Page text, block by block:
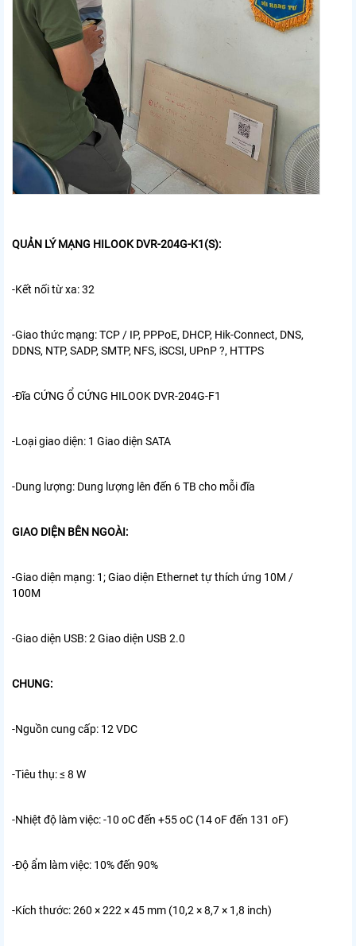
QUẢN LÝ MẠNG HILOOK DVR-204G-K1(S):
-Kết nối từ xa: 32
-Giao thức mạng: TCP / IP, PPPoE, DHCP, Hik-Connect, DNS,
DDNS, NTP, SADP, SMTP, NFS, iSCSI, UPnP ?, HTTPS
-Đĩa CỨNG Ổ CỨNG HILOOK DVR-204G-F1
-Loại giao diện: 1 Giao diện SATA
-Dung lượng: Dung lượng lên đến 6 TB cho mỗi đĩa
GIAO DIỆN BÊN NGOÀI:
-Giao diện mạng: 1; Giao diện Ethernet tự thích ứng 10M /
100M
-Giao diện USB: 2 Giao diện USB 2.0
CHUNG:
-Nguồn cung cấp: 12 VDC
-Tiêu thụ: ≤ 8 W
-Nhiệt độ làm việc: -10 oC đến +55 oC (14 oF đến 131 oF)
-Độ ẩm làm việc: 10% đến 90%
-Kích thước: 260 × 222 × 45 mm (10,2 × 8,7 × 1,8 inch)